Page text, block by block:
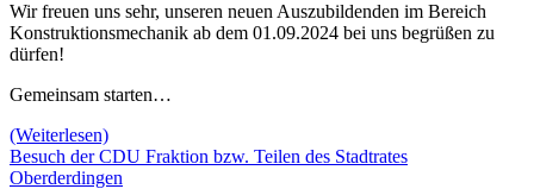
Wir freuen uns sehr, unseren neuen Auszubildenden im Bereich
Konstruktionsmechanik ab dem 01.09.2024 bei uns begrüßen zu
dürfen!
Gemeinsam starten…
(Weiterlesen)
Besuch der CDU Fraktion bzw. Teilen des Stadtrates
Oberderdingen